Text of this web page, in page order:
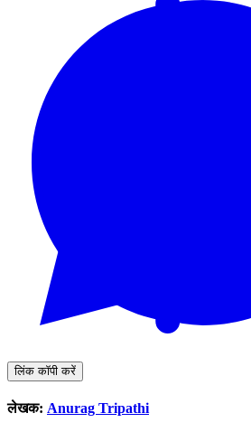
लिंक कॉपी करें
लेखक: Anurag Tripathi